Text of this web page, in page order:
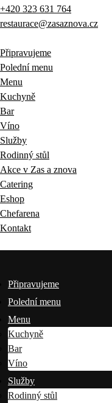
+420 323 631 764
restaurace@zasaznova.cz
Připravujeme
Polední menu
Menu
Kuchyně
Bar
Víno
Služby
Rodinný stůl
Akce v Zas a znova
Catering
Eshop
Chefarena
Kontakt
Připravujeme
Polední menu
Menu
Kuchyně
Bar
Víno
Služby
Rodinný stůl